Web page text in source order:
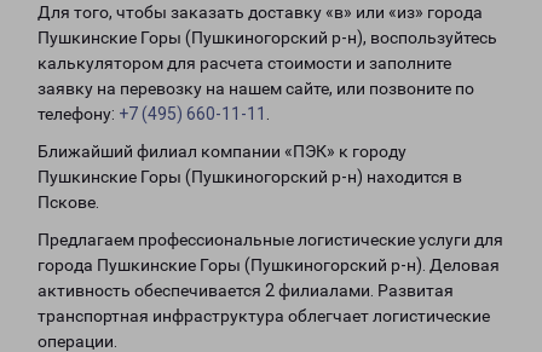
Для того, чтобы заказать доставку «в» или «из» города
Пушкинские Горы (Пушкиногорский р-н), воспользуйтесь
калькулятором для расчета стоимости и заполните
заявку на перевозку на нашем сайте, или позвоните по
телефону: +7 (495) 660-11-11
Ближайший филиал компании «ПЭК» к городу
Пушкинские Горы (Пушкиногорский р-н) находится в
Пскове.
Предлагаем профессиональные логистические услуги для
города Пушкинские Горы (Пушкиногорский р-н). Деловая
активность обеспечивается 2 филиалами. Развитая
транспортная инфраструктура облегчает логистические
операции.